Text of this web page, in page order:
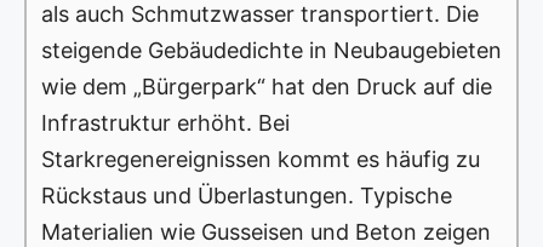
als auch Schmutzwasser transportiert. Die
steigende Gebäudedichte in Neubaugebieten
wie dem „Bürgerpark“ hat den Druck auf die
Infrastruktur erhöht. Bei
Starkregenereignissen kommt es häufig zu
Rückstaus und Überlastungen. Typische
Materialien wie Gusseisen und Beton zeigen